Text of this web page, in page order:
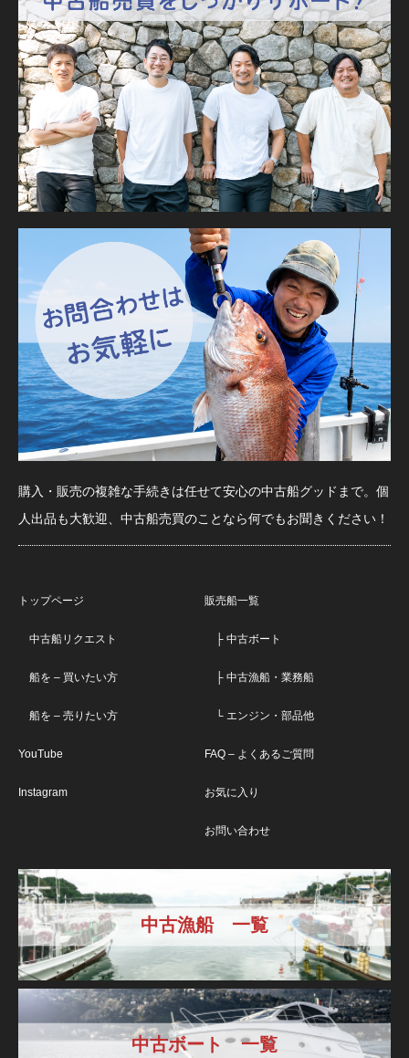
購入・販売の複雑な手続きは任せて安心の中古船グッドまで。個
人出品も大歓迎、中古船売買のことなら何でもお聞きください！
トップページ
中古船リクエスト
船を – 買いたい方
船を – 売りたい方
YouTube
Instagram
販売船一覧
├ 中古ボート
├ 中古漁船・業務船
└ エンジン・部品他
FAQ – よくあるご質問
お気に入り
お問い合わせ
中古漁船 一覧
中古ボート 一覧